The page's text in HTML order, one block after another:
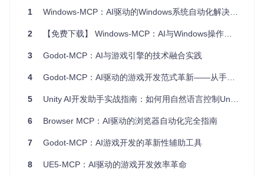
git clone
系统启动后，AI助手通过自然语言接口接收指令，经核心服务
了操作的精准性和实时性，平均响应延迟控制在1.5-2.3秒区
价值实现：效率提升的三个维度
1 Windows-MCP：AI驱动的Windows系统自动化解决方案
2 【免费下载】 Windows-MCP：AI与Windows操作系统的无缝桥梁
3 Godot-MCP：AI与游戏引擎的技术融合实践
4 Godot-MCP：AI驱动的游戏开发范式革新——从手动编码到自然语言编程的技术演进
5 Unity AI开发助手实战指南：如何用自然语言控制Unity编辑器
6 Browser MCP：AI驱动的浏览器自动化完全指南
7 Godot-MCP：AI游戏开发的革新性辅助工具
8 UE5-MCP：AI驱动的游戏开发效率革命